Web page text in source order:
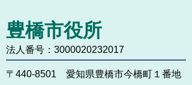
豊橋市役所
法人番号：3000020232017
〒440-8501 愛知県豊橋市今橋町１番地